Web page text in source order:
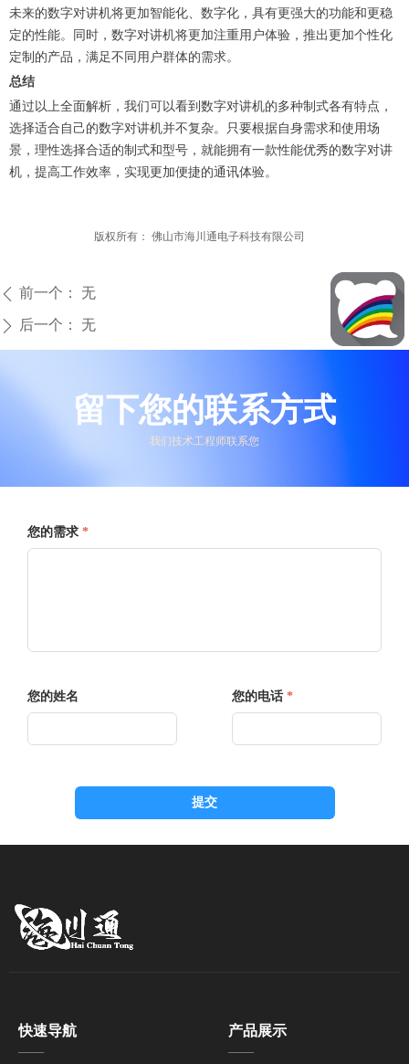
未来的数字对讲机将更加智能化、数字化，具有更强大的功能和更稳
定的性能。同时，数字对讲机将更加注重用户体验，推出更加个性化
定制的产品，满足不同用户群体的需求。
总结
通过以上全面解析，我们可以看到数字对讲机的多种制式各有特点，
选择适合自己的数字对讲机并不复杂。只要根据自身需求和使用场
景，理性选择合适的制式和型号，就能拥有一款性能优秀的数字对讲
机，提高工作效率，实现更加便捷的通讯体验。
ꄴ 前一个： 无
ꄲ 后一个： 无
留下您的联系方式
我们技术工程师联系您
您的需求 *
您的姓名 您的电话 *
提交
版权所有： 佛山市海川通电子科技有限公司
快速导航
——
产品展示
——